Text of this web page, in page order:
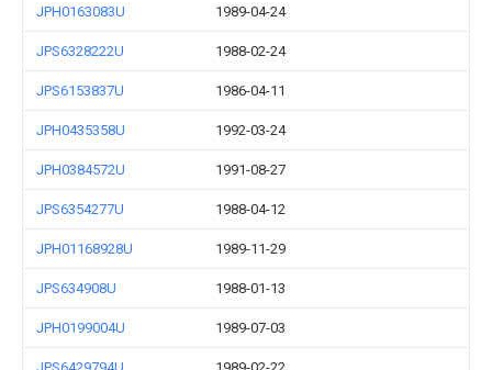
JPH0163083U 1989-04-24
JPS6328222U 1988-02-24
JPS6153837U 1986-04-11
JPH0435358U 1992-03-24
JPH0384572U 1991-08-27
JPS6354277U 1988-04-12
JPH01168928U 1989-11-29
JPS634908U 1988-01-13
JPH0199004U 1989-07-03